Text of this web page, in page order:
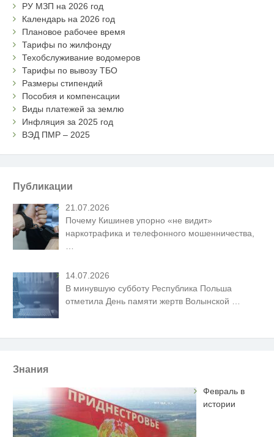
РУ МЗП на 2026 год
Календарь на 2026 год
Плановое рабочее время
Тарифы по жилфонду
Техобслуживание водомеров
Тарифы по вывозу ТБО
Размеры стипендий
Пособия и компенсации
Виды платежей за землю
Инфляция за 2025 год
ВЭД ПМР – 2025
Публикации
21.07.2026
Почему Кишинев упорно «не видит»
наркотрафика и телефонного мошенничества,
14.07.2026
В минувшую субботу Республика Польша
отметила День памяти жертв Волынской …
Знания
Февраль в
истории